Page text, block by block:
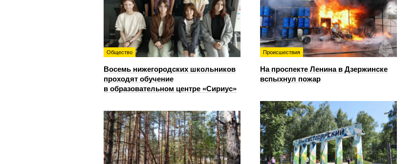
Общество
Восемь нижегородских школьников
проходят обучение
в образовательном центре «Сириус»
Происшествия
На проспекте Ленина в Дзержинске
вспыхнул пожар